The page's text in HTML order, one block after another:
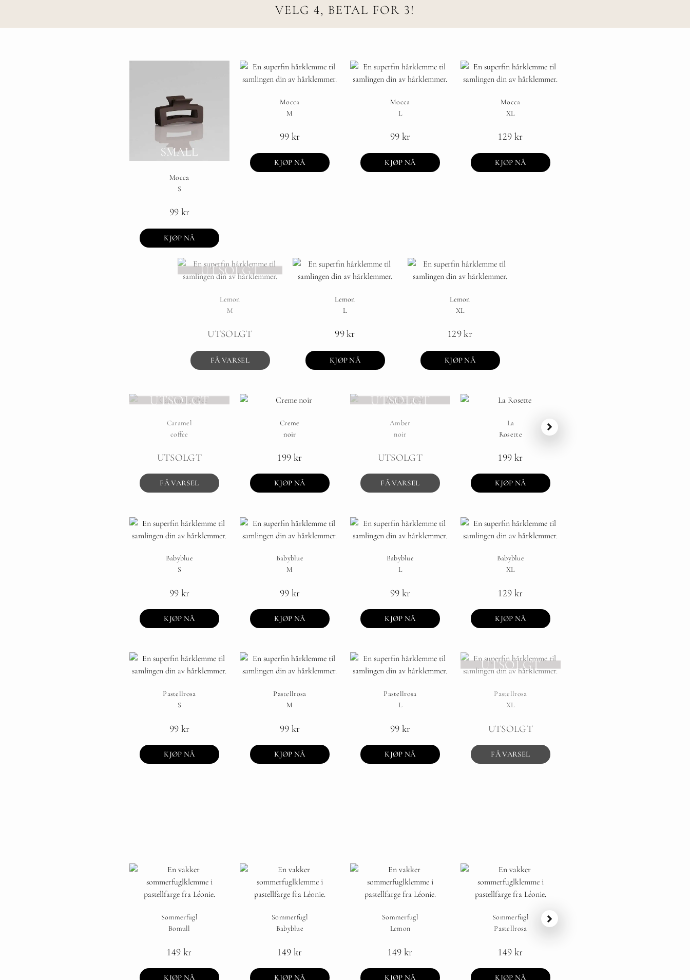
VELG 4, BETAL FOR 3!
Mocca
S
99 kr
KJØP NÅ
Mocca
M
99 kr
KJØP NÅ
Mocca
L
99 kr
KJØP NÅ
Mocca
XL
129 kr
KJØP NÅ
UTSOLGT
Lemon
M
UTSOLGT
FÅ VARSEL
Lemon
L
99kr
KJØP NÅ
Lemon
XL
129kr
KJØP NÅ
UTSOLGT
Caramel
coffee
UTSOLGT
FÅ VARSEL
Creme
noir
199 kr
KJØP NÅ
UTSOLGT
Amber
noir
UTSOLGT
FÅ VARSEL
La
Rosette
199 kr
KJØP NÅ
Babyblue
S
99 kr
KJØP NÅ
Babyblue
M
99 kr
KJØP NÅ
Babyblue
L
99 kr
KJØP NÅ
Babyblue
XL
129 kr
KJØP NÅ
Pastellrosa
S
99 kr
KJØP NÅ
Pastellrosa
M
99 kr
KJØP NÅ
Pastellrosa
L
99 kr
KJØP NÅ
UTSOLGT
Pastellrosa
XL
UTSOLGT
FÅ VARSEL
Sommerfugl
Bomull
149 kr
KJØP NÅ
Sommerfugl
Babyblue
149 kr
KJØP NÅ
Sommerfugl
Lemon
149 kr
KJØP NÅ
Sommerfugl
Pastellrosa
149 kr
KJØP NÅ